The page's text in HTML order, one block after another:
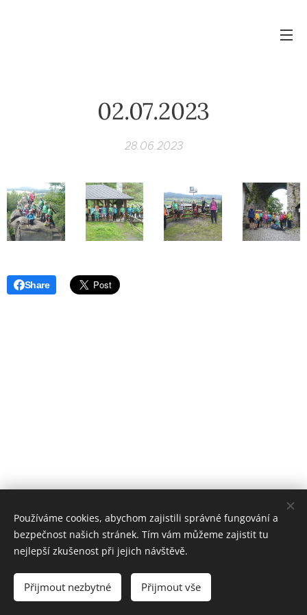
02.07.2023
28.06.2023
Share
© 2019 Hostinec u nádraží Červenka | Všechna práva vyhrazena
Vytvořeno službouWebnode
Používáme cookies, abychom zajistili správné fungování a
bezpečnost našich stránek. Tím vám můžeme zajistit tu
nejlepší zkušenost při jejich návštěvě.
Přijmout nezbytné Přijmout vše